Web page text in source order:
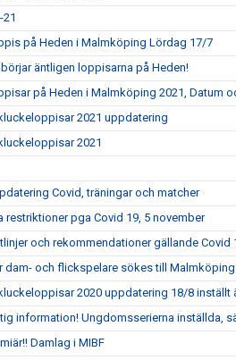
21
på Heden i Malmköping Lördag 17/7
äntligen loppisarna på Heden!
på Heden i Malmköping 2021, Datum
2021 uppdatering
2021
Covid, träningar och matcher
restriktioner pga Covid 19, 5 november
och rekommendationer gällande Covid
dam- och flickspelare sökes till
2020 uppdatering 18/8 inställt
information! Ungdomsserierna inställda,
Damlag i MIBF